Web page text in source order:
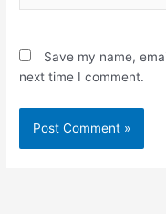
Save my name,
next time I comment.